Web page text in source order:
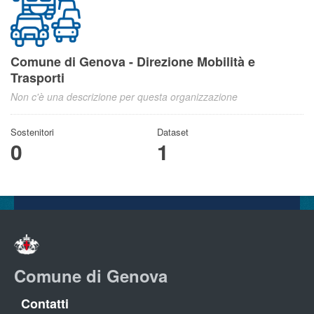
Comune di Genova - Direzione Mobilità e
Trasporti
Non c'è una descrizione per questa organizzazione
Sostenitori
0
Dataset
1
Comune di Genova
Contatti